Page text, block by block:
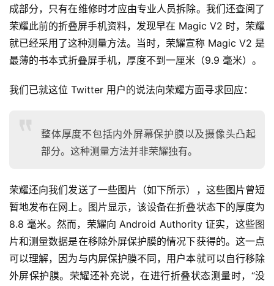
成部分，只有在维修时才应由专业人员拆除。我们还查阅了
荣耀此前的折叠屏手机资料，发现早在 Magic V2 时，荣耀
就已经采用了这种测量方法。当时，荣耀宣称 Magic V2 是
最薄的书本式折叠屏手机，厚度不到一厘米（9.9 毫米）。
我们已就这位 Twitter 用户的说法向荣耀方面寻求回应：
整体厚度不包括内外屏幕保护膜以及摄像头凸起
部分。这种测量方法并非荣耀独有。
荣耀还向我们发送了一些图片（如下所示），这些图片曾短
暂地发布在网上。图片显示，该设备在折叠状态下的厚度为
8.8 毫米。然而，荣耀向 Android Authority 证实，这些图
片和测量数据是在移除外屏保护膜的情况下获得的。这一点
可以理解，因为与内屏保护膜不同，用户本就可以自行移除
外屏保护膜。荣耀还补充说，在进行折叠状态测量时，“没